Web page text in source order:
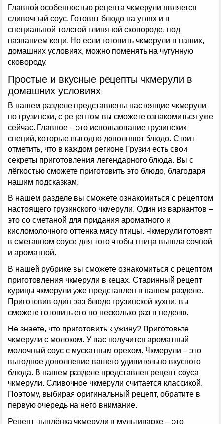
Главной особенностью рецепта чкмерули является
сливочный соус. Готовят блюдо на углях и в
специальной толстой глиняной сковороде, под
названием кеци. Но если готовить чкмерули в наших,
домашних условиях, можно поменять на чугунную
сковороду.
Простые и вкусные рецепты чкмерули в
домашних условиях
В нашем разделе представлены настоящие чкмерули
по грузински, с рецептом вы сможете ознакомиться уже
сейчас. Главное – это использование грузинских
специй, которые выгодно дополняют блюдо. Стоит
отметить, что в каждом регионе Грузии есть свои
секреты приготовления легендарного блюда. Вы с
лёгкостью сможете приготовить это блюдо, благодаря
нашим подсказкам.
В нашем разделе вы сможете ознакомиться с рецептом
настоящего грузинского чкмерули. Один из вариантов –
это со сметаной для придания ароматного и
кисломолочного оттенка мясу птицы. Чкмерули готовят
в сметанном соусе для того чтобы птица вышла сочной
и ароматной.
В нашей рубрике вы сможете ознакомиться с рецептом
приготовления чкмерули в кецах. Старинный рецепт
курицы чкмерули уже представлен в нашем разделе.
Приготовив один раз блюдо грузинской кухни, вы
сможете готовить его по несколько раз в неделю.
Не знаете, что приготовить к ужину? Приготовьте
чкмерули с молоком. У вас получится ароматный
молочный соус с мускатным орехом. Чкмерули – это
выгодное дополнение вашего удивительно вкусного
блюда. В нашем разделе представлен рецепт соуса
чкмерули. Сливочное чкмерули считается классикой.
Поэтому, выбирая оригинальный рецепт, обратите в
первую очередь на него внимание.
Рецепт цыплёнка чкмерули в мультиварке – это